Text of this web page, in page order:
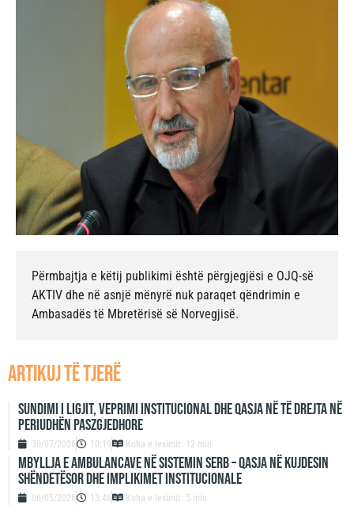
Përmbajtja e këtij publikimi është përgjegjësi e OJQ-së
AKTIV dhe në asnjë mënyrë nuk paraqet qëndrimin e
Ambasadës të Mbretërisë së Norvegjisë.
artikuj të tjerë
Sundimi i ligjit, veprimi institucional dhe qasja në të drejta në
periudhën paszgjedhore
30/07/2026 10:19 Koha e leximit: 12 min
Mbyllja e ambulancave në sistemin serb – qasja në kujdesin
shëndetësor dhe implikimet institucionale
06/05/2026 13:46 Koha e leximit: 5 min